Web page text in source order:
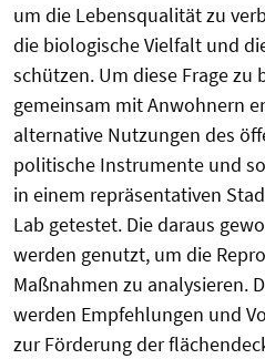
um die Lebensqualität zu
die biologische Vielfalt und
schützen. Um diese Frage
gemeinsam mit Anwohnern
alternative Nutzungen des
politische Instrumente und
in einem repräsentativen
Lab getestet. Die daraus
werden genutzt, um die
Maßnahmen zu analysieren.
werden Empfehlungen und
zur Förderung der